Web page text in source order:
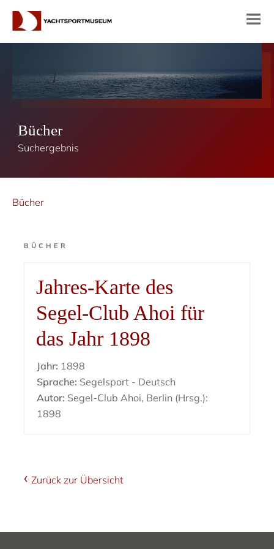
Bücher
Suchergebnis
Bücher
BÜCHER
Jahres-Karte des
Segel-Club Ahoi für
das Jahr 1898
Jahr: 1898
Sprache: Segelsport - Deutsch
Autor: Segel-Club Ahoi, Berlin (Hrsg.):
1898
Zurück zur Übersicht